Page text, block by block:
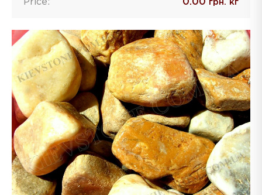
Price: 0.00 грн. кг